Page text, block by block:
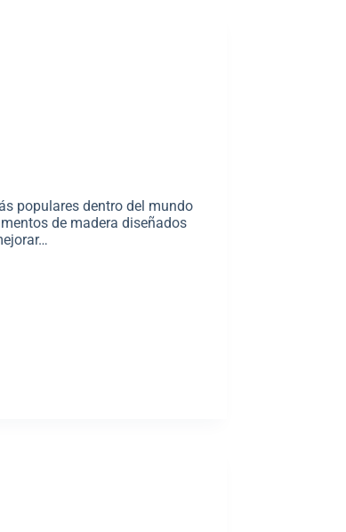
populares dentro del mundo
de madera diseñados